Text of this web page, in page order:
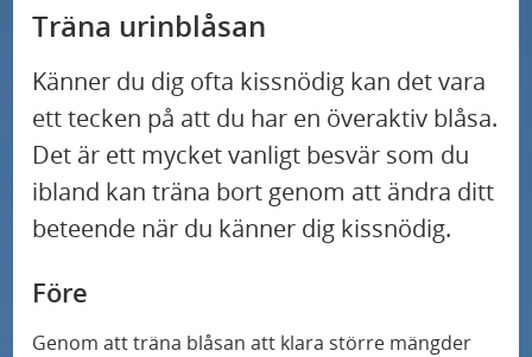
Träna urinblåsan
Känner du dig ofta kissnödig kan det vara
ett tecken på att du har en överaktiv blåsa.
Det är ett mycket vanligt besvär som du
ibland kan träna bort genom att ändra ditt
beteende när du känner dig kissnödig.
Före
Genom att träna blåsan att klara större mängder